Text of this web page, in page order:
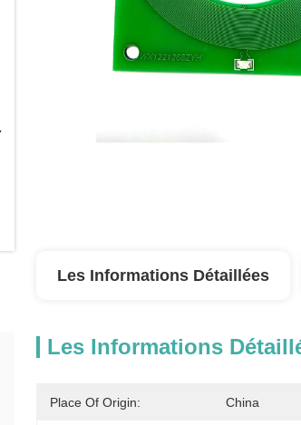
Les Informations Détaillées
Les Informations
Place Of Origin: China